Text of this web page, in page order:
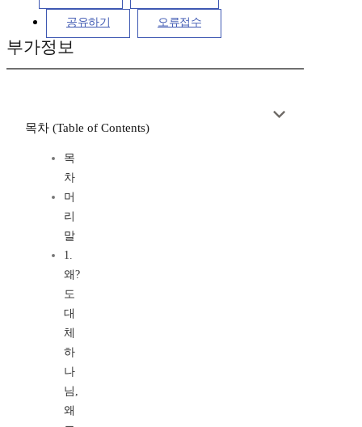
공유하기 오류접수
부가정보
목차 (Table of Contents)
목
차
머
리
말
1.
왜?
도
대
체
하
나
님,
왜